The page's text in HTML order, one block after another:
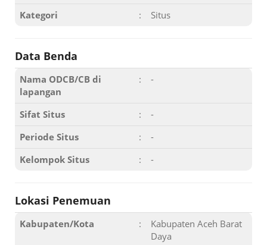
Kategori
: Situs
Data Benda
Nama ODCB/CB di
lapangan
: -
Sifat Situs :
-
Periode Situs
:
-
Kelompok Situs
: -
Lokasi Penemuan
Kabupaten/Kota :
Kabupaten Aceh Barat
Daya